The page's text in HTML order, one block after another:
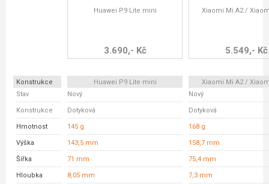
Huawei P9 Lite mini
3.690,- Kč
Xiaomi Mi A2 /
5.549,- Kč
Konstrukce Huawei P9 Lite mini
Xiaomi Mi A2 /
Stav
Nový Nový
Konstrukce Dotyková Dotyková
Hmotnost 145 g 168 g
Výška 143,5 mm 158,7 mm
Šířka 71 mm 75,4 mm
Hloubka 8,05 mm 7,3 mm